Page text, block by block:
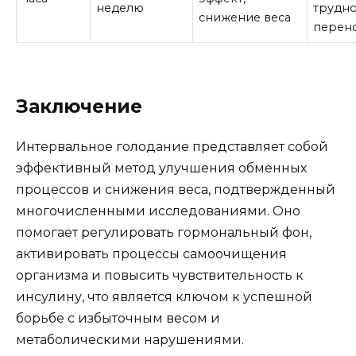
неделю
снижение веса
Заключение
Интервальное голодание представляет собой
эффективный метод улучшения обменных
процессов и снижения веса, подтвержденный
многочисленными исследованиями. Оно
помогает регулировать гормональный фон,
активировать процессы самоочищения
организма и повысить чувствительность к
инсулину, что является ключом к успешной
борьбе с избыточным весом и
метаболическими нарушениями.